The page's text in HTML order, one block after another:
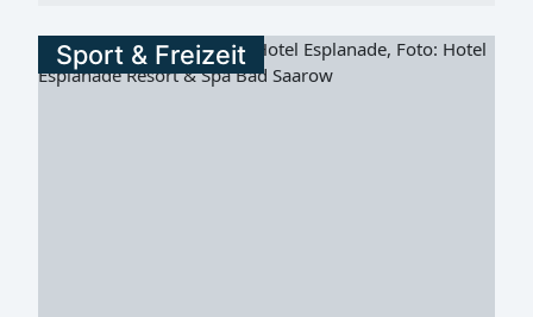
Sport & Freizeit